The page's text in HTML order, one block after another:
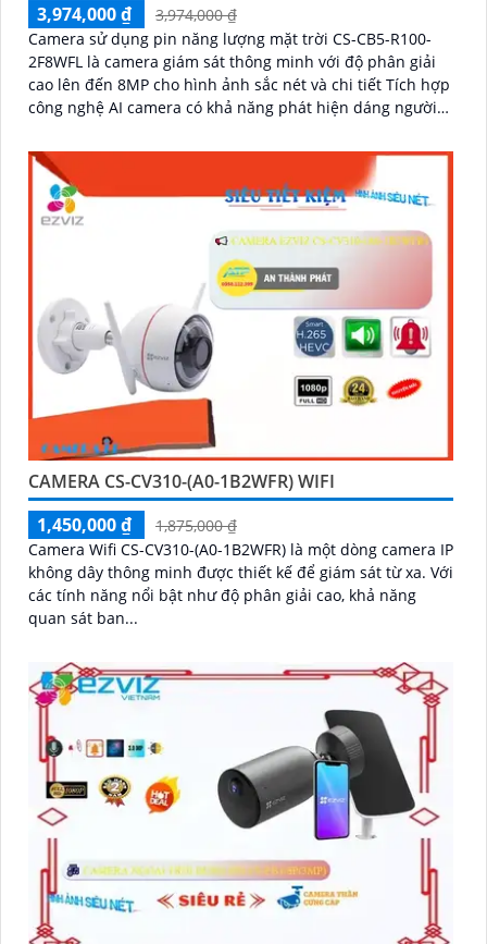
3,974,000 ₫
3,974,000 ₫
Camera sử dụng pin năng lượng mặt trời CS-CB5-R100-
2F8WFL là camera giám sát thông minh với độ phân giải
cao lên đến 8MP cho hình ảnh sắc nét và chi tiết Tích hợp
công nghệ AI camera có khả năng phát hiện dáng người
bền bỉ chống nước IP65 phù hợp lắp đặt trong mọi điều
kiện thời tiết. Camera An Ninh CS-CB5-R100-2F8WFL có
khả năng còi hú, đèn chớp báo động, Wifi Không Dây,
chức năng AI deep learning phân biệt người & phương
CAMERA CS-CV310-(A0-1B2WFR) WIFI
1,450,000 ₫
1,875,000 ₫
Camera Wifi CS-CV310-(A0-1B2WFR) là một dòng camera IP
không dây thông minh được thiết kế để giám sát từ xa. Với
các tính năng nổi bật như độ phân giải cao, khả năng
quan sát ban...